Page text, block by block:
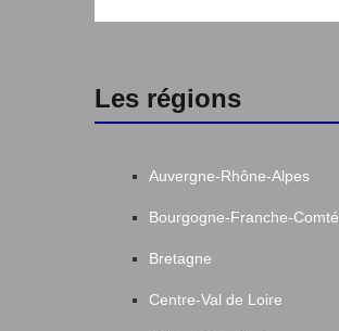
Les régions
Auvergne-Rhône-Alpes
Bourgogne-Franche-Comté
Bretagne
Centre-Val de Loire